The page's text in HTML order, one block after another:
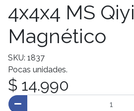
4x4x4 MS Qiyi
Magnético
SKU: 1837
Pocas unidades.
$ 14.990